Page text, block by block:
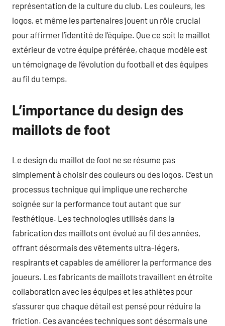
représentation de la culture du club. Les couleurs, les
logos, et même les partenaires jouent un rôle crucial
pour affirmer l’identité de l’équipe. Que ce soit le maillot
extérieur de votre équipe préférée, chaque modèle est
un témoignage de l’évolution du football et des équipes
au fil du temps.
L’importance du design des
maillots de foot
Le design du maillot de foot ne se résume pas
simplement à choisir des couleurs ou des logos. C’est un
processus technique qui implique une recherche
soignée sur la performance tout autant que sur
l’esthétique. Les technologies utilisés dans la
fabrication des maillots ont évolué au fil des années,
offrant désormais des vêtements ultra-légers,
respirants et capables de améliorer la performance des
joueurs. Les fabricants de maillots travaillent en étroite
collaboration avec les équipes et les athlètes pour
s’assurer que chaque détail est pensé pour réduire la
friction. Ces avancées techniques sont désormais une